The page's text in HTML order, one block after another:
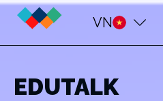
VN
EDUTALK